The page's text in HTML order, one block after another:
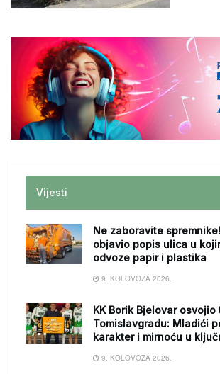
Vijesti
Ne zaboravite
objavio popis ulica u
odvoze papir i plastika
9. KOLOVOZA 2026.
KK Borik Bjelovar osvojio
Tomislavgradu: Mladići
karakter i mirnoću u
9. KOLOVOZA 2026.